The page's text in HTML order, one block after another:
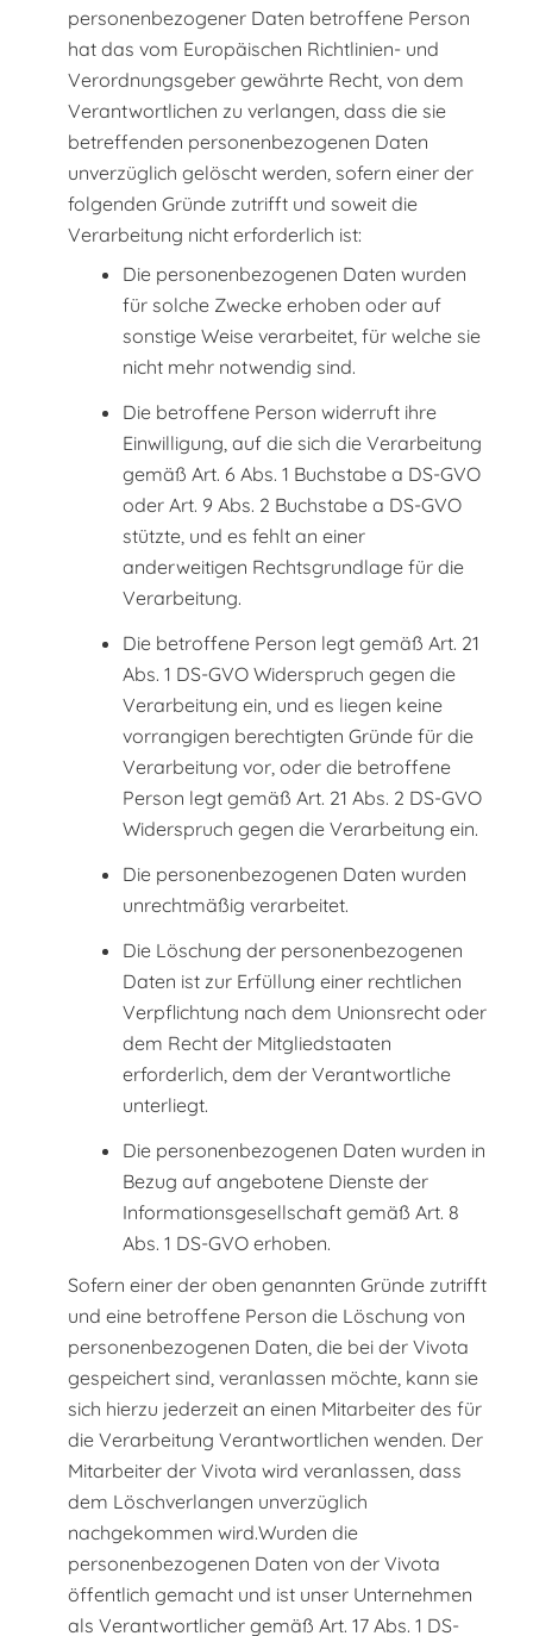
personenbezogener Daten betroffene Person
hat das vom Europäischen Richtlinien- und
Verordnungsgeber gewährte Recht, von dem
Verantwortlichen zu verlangen, dass die sie
betreffenden personenbezogenen Daten
unverzüglich gelöscht werden, sofern einer der
folgenden Gründe zutrifft und soweit die
Verarbeitung nicht erforderlich ist:
Die personenbezogenen Daten wurden
für solche Zwecke erhoben oder auf
sonstige Weise verarbeitet, für welche sie
nicht mehr notwendig sind.
Die betroffene Person widerruft ihre
Einwilligung, auf die sich die Verarbeitung
gemäß Art. 6 Abs. 1 Buchstabe a DS-GVO
oder Art. 9 Abs. 2 Buchstabe a DS-GVO
stützte, und es fehlt an einer
anderweitigen Rechtsgrundlage für die
Verarbeitung.
Die betroffene Person legt gemäß Art. 21
Abs. 1 DS-GVO Widerspruch gegen die
Verarbeitung ein, und es liegen keine
vorrangigen berechtigten Gründe für die
Verarbeitung vor, oder die betroffene
Person legt gemäß Art. 21 Abs. 2 DS-GVO
Widerspruch gegen die Verarbeitung ein.
Die personenbezogenen Daten wurden
unrechtmäßig verarbeitet.
Die Löschung der personenbezogenen
Daten ist zur Erfüllung einer rechtlichen
Verpflichtung nach dem Unionsrecht oder
dem Recht der Mitgliedstaaten
erforderlich, dem der Verantwortliche
unterliegt.
Die personenbezogenen Daten wurden in
Bezug auf angebotene Dienste der
Informationsgesellschaft gemäß Art. 8
Abs. 1 DS-GVO erhoben.
Sofern einer der oben genannten Gründe zutrifft
und eine betroffene Person die Löschung von
personenbezogenen Daten, die bei der Vivota
gespeichert sind, veranlassen möchte, kann sie
sich hierzu jederzeit an einen Mitarbeiter des für
die Verarbeitung Verantwortlichen wenden. Der
Mitarbeiter der Vivota wird veranlassen, dass
dem Löschverlangen unverzüglich
nachgekommen wird.Wurden die
personenbezogenen Daten von der Vivota
öffentlich gemacht und ist unser Unternehmen
als Verantwortlicher gemäß Art. 17 Abs. 1 DS-